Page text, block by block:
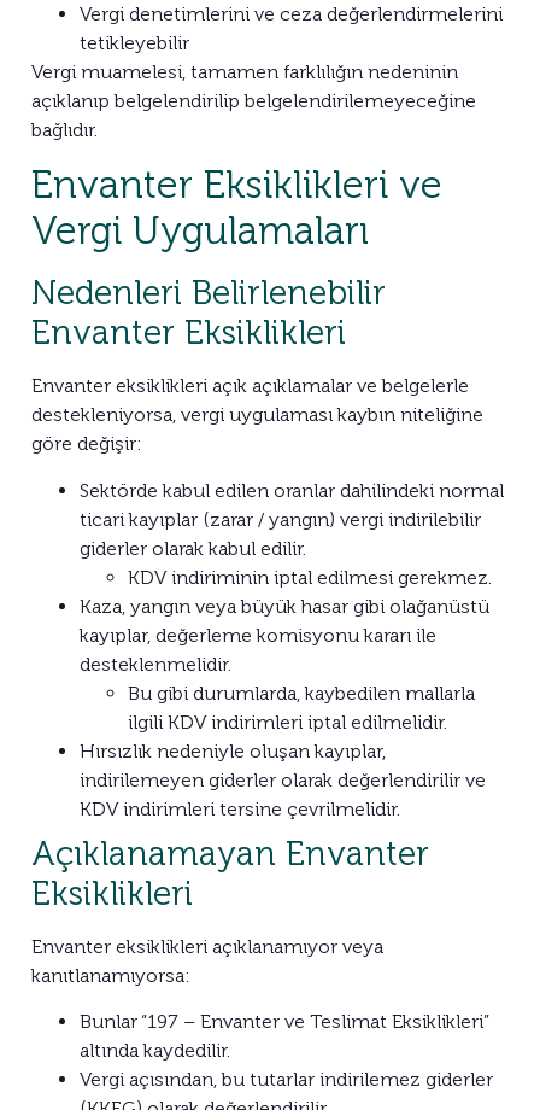
Vergi denetimlerini ve ceza değerlendirmelerini
tetikleyebilir
Vergi muamelesi, tamamen farklılığın nedeninin
açıklanıp belgelendirilip belgelendirilemeyeceğine
bağlıdır.
Envanter Eksiklikleri ve
Vergi Uygulamaları
Nedenleri Belirlenebilir
Envanter Eksiklikleri
Envanter eksiklikleri açık açıklamalar ve belgelerle
destekleniyorsa, vergi uygulaması kaybın niteliğine
göre değişir:
Sektörde kabul edilen oranlar dahilindeki normal
ticari kayıplar (zarar / yangın) vergi indirilebilir
giderler olarak kabul edilir.
KDV indiriminin iptal edilmesi gerekmez.
Kaza, yangın veya büyük hasar gibi olağanüstü
kayıplar, değerleme komisyonu kararı ile
desteklenmelidir.
Bu gibi durumlarda, kaybedilen mallarla
ilgili KDV indirimleri iptal edilmelidir.
Hırsızlık nedeniyle oluşan kayıplar,
indirilemeyen giderler olarak değerlendirilir ve
KDV indirimleri tersine çevrilmelidir.
Açıklanamayan Envanter
Eksiklikleri
Envanter eksiklikleri açıklanamıyor veya
kanıtlanamıyorsa:
Bunlar “197 – Envanter ve Teslimat Eksiklikleri”
altında kaydedilir.
Vergi açısından, bu tutarlar indirilemez giderler